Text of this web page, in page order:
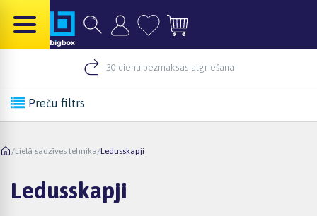
30 dienu bezmaksas atgriešana
Preču filtrs
/Lielā sadzīves tehnika/Ledusskapji
Ledusskapji